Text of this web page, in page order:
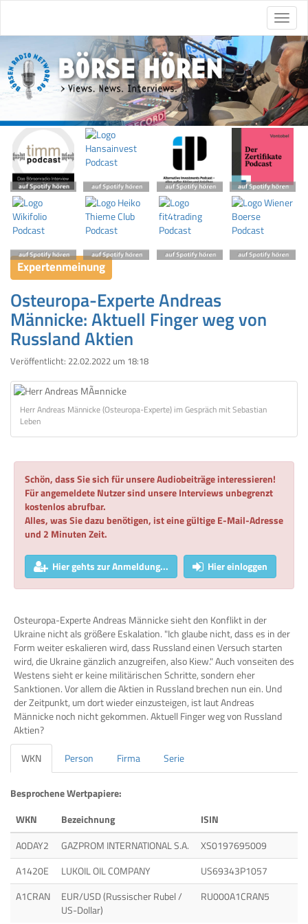
Expertenmeinung
Osteuropa-Experte Andreas
Männicke: Aktuell Finger weg von
Russland Aktien
Veröffentlicht: 22.02.2022 um 18:18
Herr Andreas Männicke (Osteuropa-Experte) im Gespräch mit Sebastian
Leben
Schön, dass Sie sich für unsere Audiobeiträge interessieren!
Für angemeldete Nutzer sind unsere Interviews unbegrenzt
kostenlos abrufbar.
Alles, was Sie dazu benötigen, ist eine gültige E-Mail-Adresse
und 2 Minuten Zeit.
Hier gehts zur Anmeldung... Hier einloggen
Osteuropa-Experte Andreas Männicke sieht den Konflikt in der
Ukraine nicht als größere Eskalation. "Ich glaube nicht, dass es in der
Form weiter eskalieren wird, dass Russland einen Versuch starten
wird, die Ukraine gänzlich anzugreifen, also Kiew." Auch vonseiten des
Westens sieht er keine militärischen Schritte, sondern eher
Sanktionen. Vor allem die Aktien in Russland brechen nun ein. Und
der Zeitpunkt, um dort wieder einzusteigen, ist laut Andreas
Männicke noch nicht gekommen. Aktuell Finger weg von Russland
Aktien?
WKN
Person Firma Serie
Besprochene Wertpapiere:
WKN
Bezeichnung
ISIN
A0DAY2
GAZPROM INTERNATIONAL S.A.
XS0197695009
A1420E
LUKOIL OIL COMPANY
US69343P1057
A1CRAN
EUR/USD (Russischer Rubel /
US-Dollar)
RU000A1CRAN5